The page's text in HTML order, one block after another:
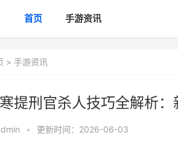
首页 手游资讯
> 手游资讯
提刑官杀人技巧全解析
• 更新时间：2026-06-03